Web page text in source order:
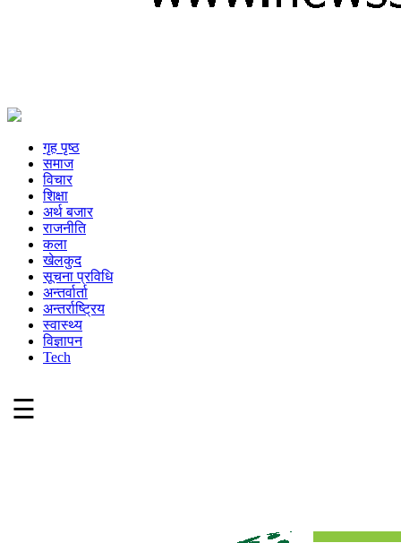
गृह पृष्ठ
समाज
विचार
शिक्षा
अर्थ बजार
राजनीति
कला
खेलकुद
सूचना प्रविधि
अन्तर्वार्ता
अन्तर्राष्ट्रिय
स्वास्थ्य
विज्ञापन
Tech
☰